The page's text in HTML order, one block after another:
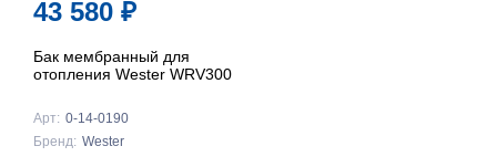
43 580 ₽
Бак мембранный для
отопления Wester WRV300
Арт: 0-14-0190
Бренд: Wester